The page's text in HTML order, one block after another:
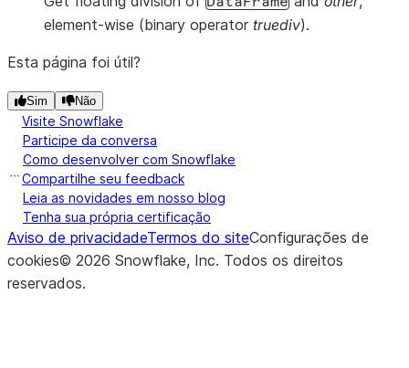
element-wise (binary operator truediv).
Esta página foi útil?
Sim Não
Visite Snowflake
Participe da conversa
Como desenvolver com Snowflake
Compartilhe seu feedback
Leia as novidades em nosso blog
Tenha sua própria certificação
Aviso de privacidadeTermos do siteConfigurações de
cookies© 2026 Snowflake, Inc. Todos os direitos
reservados.